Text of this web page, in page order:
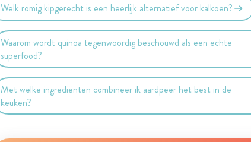
Welk romig kipgerecht is een heerlijk alternatief voor kalkoen?
Waarom wordt quinoa tegenwoordig beschouwd als een echte
superfood?
Met welke ingrediënten combineer ik aardpeer het best in de
keuken?